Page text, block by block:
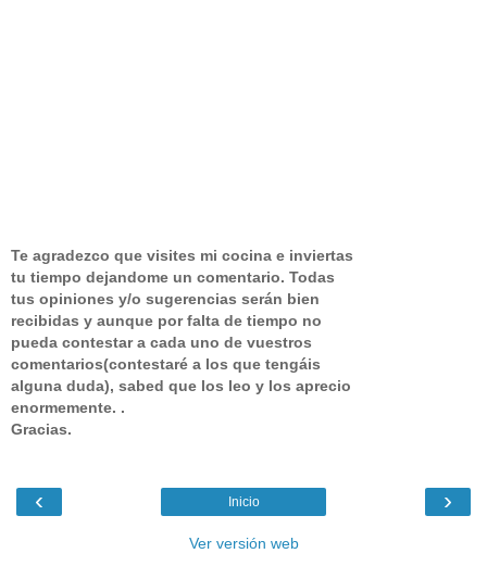
Te agradezco que visites mi cocina e inviertas
tu tiempo dejandome un comentario. Todas
tus opiniones y/o sugerencias serán bien
recibidas y aunque por falta de tiempo no
pueda contestar a cada uno de vuestros
comentarios(contestaré a los que tengáis
alguna duda), sabed que los leo y los aprecio
enormemente. .
Gracias.
‹ ›
Inicio
Ver versión web